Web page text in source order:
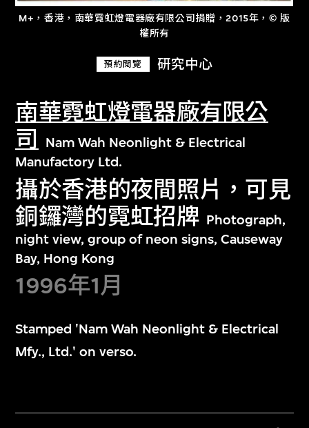
M+，香港，南華霓虹燈電器廠有限公司捐贈，2015年，© 版
權所有
預約閱覽 研究中心
南華霓虹燈電器廠有限公
司
Nam Wah Neonlight & Electrical
Manufactory Ltd.
攝於香港的夜間照片，可見
銅鑼灣的霓虹招牌 Photograph,
night view, group of neon signs, Causeway
Bay, Hong Kong
1996年1月
Stamped 'Nam Wah Neonlight & Electrical
Mfy., Ltd.' on verso.
探索世界頂級的二十及二十一世紀視覺